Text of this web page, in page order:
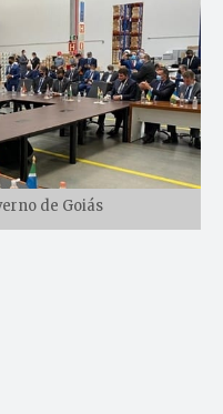
de Goiás